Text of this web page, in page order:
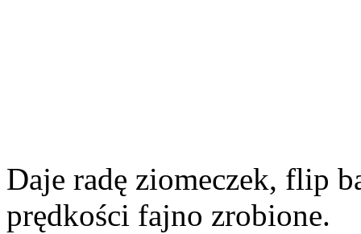
Daje radę ziomeczek, flip
prędkości fajno zrobione.